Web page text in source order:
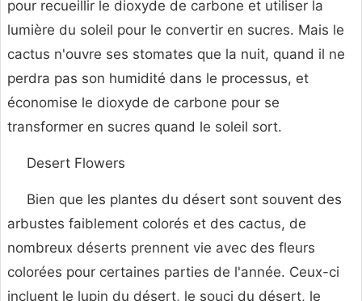
pour recueillir le dioxyde de carbone et utiliser la
lumière du soleil pour le convertir en sucres. Mais le
cactus n'ouvre ses stomates que la nuit, quand il ne
perdra pas son humidité dans le processus, et
économise le dioxyde de carbone pour se
transformer en sucres quand le soleil sort.
Desert Flowers
Bien que les plantes du désert sont souvent des
arbustes faiblement colorés et des cactus, de
nombreux déserts prennent vie avec des fleurs
colorées pour certaines parties de l'année. Ceux-ci
incluent le lupin du désert, le souci du désert, le